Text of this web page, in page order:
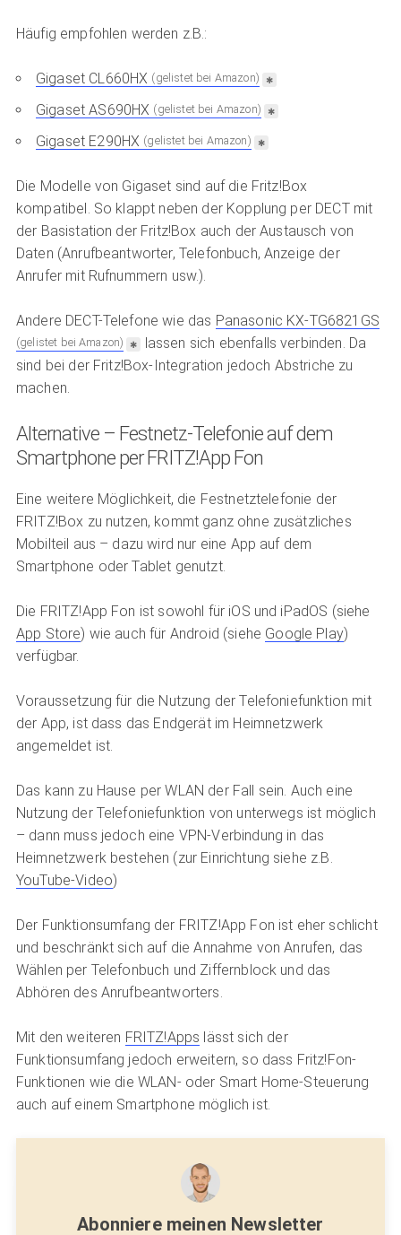
Häufig empfohlen werden z.B.:
Gigaset CL660HX (gelistet bei Amazon)
Gigaset AS690HX (gelistet bei Amazon)
Gigaset E290HX (gelistet bei Amazon)
Die Modelle von Gigaset sind auf die Fritz!Box
kompatibel. So klappt neben der Kopplung per DECT mit
der Basistation der Fritz!Box auch der Austausch von
Daten (Anrufbeantworter, Telefonbuch, Anzeige der
Anrufer mit Rufnummern usw.).
Andere DECT-Telefone wie das Panasonic KX-TG6821GS
(gelistet bei Amazon)
lassen sich ebenfalls verbinden. Da
sind bei der Fritz!Box-Integration jedoch Abstriche zu
machen.
Alternative – Festnetz-Telefonie auf dem
Smartphone per FRITZ!App Fon
Eine weitere Möglichkeit, die Festnetztelefonie der
FRITZ!Box zu nutzen, kommt ganz ohne zusätzliches
Mobilteil aus – dazu wird nur eine App auf dem
Smartphone oder Tablet genutzt.
Die FRITZ!App Fon ist sowohl für iOS und iPadOS (siehe
App Store) wie auch für Android (siehe Google Play)
verfügbar.
Voraussetzung für die Nutzung der Telefoniefunktion mit
der App, ist dass das Endgerät im Heimnetzwerk
angemeldet ist.
Das kann zu Hause per WLAN der Fall sein. Auch eine
Nutzung der Telefoniefunktion von unterwegs ist möglich
– dann muss jedoch eine VPN-Verbindung in das
Heimnetzwerk bestehen (zur Einrichtung siehe z.B.
YouTube-Video)
Der Funktionsumfang der FRITZ!App Fon ist eher schlicht
und beschränkt sich auf die Annahme von Anrufen, das
Wählen per Telefonbuch und Ziffernblock und das
Abhören des Anrufbeantworters.
Mit den weiteren FRITZ!Apps lässt sich der
Funktionsumfang jedoch erweitern, so dass Fritz!Fon-
Funktionen wie die WLAN- oder Smart Home-Steuerung
auch auf einem Smartphone möglich ist.
Abonniere meinen Newsletter